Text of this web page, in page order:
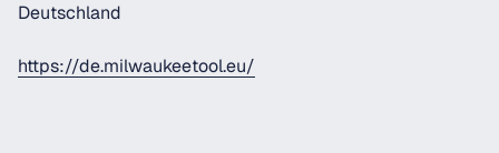
Deutschland
https://de.milwaukeetool.eu/